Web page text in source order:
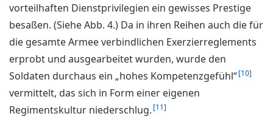
vorteilhaften Dienstprivilegien ein gewisses Prestige
besaßen. (Siehe Abb. 4.) Da in ihren Reihen auch die für
die gesamte Armee verbindlichen Exerzierreglements
erprobt und ausgearbeitet wurden, wurde den
Soldaten durchaus ein „hohes Kompetenzgefühl“ 10
vermittelt, das sich in Form einer eigenen
Regimentskultur niederschlug. 11